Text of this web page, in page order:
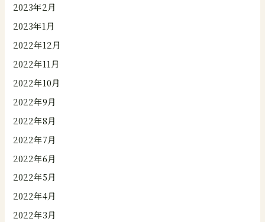
2023年2月
2023年1月
2022年12月
2022年11月
2022年10月
2022年9月
2022年8月
2022年7月
2022年6月
2022年5月
2022年4月
2022年3月